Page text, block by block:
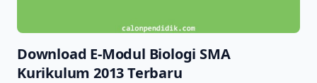
Download E-Modul Biologi SMA
Kurikulum 2013 Terbaru